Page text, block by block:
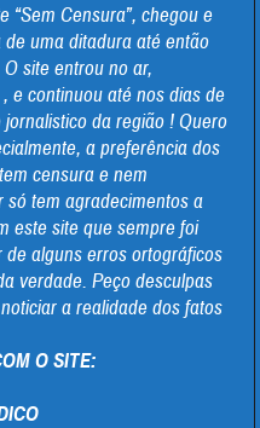
“Sem Censura”, chegou e
uma ditadura até então
site entrou no ar,
e continuou até nos dias de
da região ! Quero
a preferência dos
censura e nem
tem agradecimentos a
este site que sempre foi
alguns erros ortográficos
verdade. Peço desculpas
a realidade dos fatos
O SITE: